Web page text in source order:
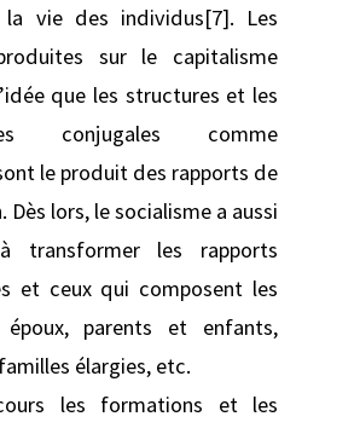
vie des individus[7]. Les
sur le capitalisme
que les structures et les
conjugales comme
le produit des rapports de
Dès lors, le socialisme a aussi
transformer les rapports
et ceux qui composent les
parents et enfants,
élargies, etc.
les formations et les